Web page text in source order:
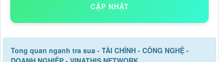
CẬP NHẬT
Tong quan nganh tra sua - TÀI CHÍNH - CÔNG NGHỆ -